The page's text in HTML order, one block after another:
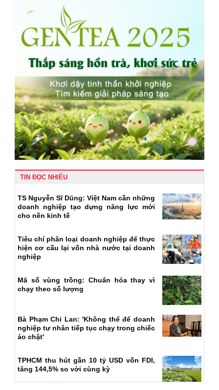
TIN ĐỌC NHIỀU
TS Nguyễn Sĩ Dũng: Việt Nam cần những
doanh nghiệp tạo dựng năng lực mới
cho nền kinh tế
Tiêu chí phân loại doanh nghiệp để thực
hiện cơ cấu lại vốn nhà nước tại doanh
nghiệp
Mã số vùng trồng: Chuẩn hóa thay vì
chạy theo số lượng
Bà Phạm Chi Lan: 'Không thể để doanh
nghiệp tư nhân tiếp tục chạy trong chiếc
áo chật'
TPHCM thu hút gần 10 tỷ USD vốn FDI,
tăng 144,5% so với cùng kỳ